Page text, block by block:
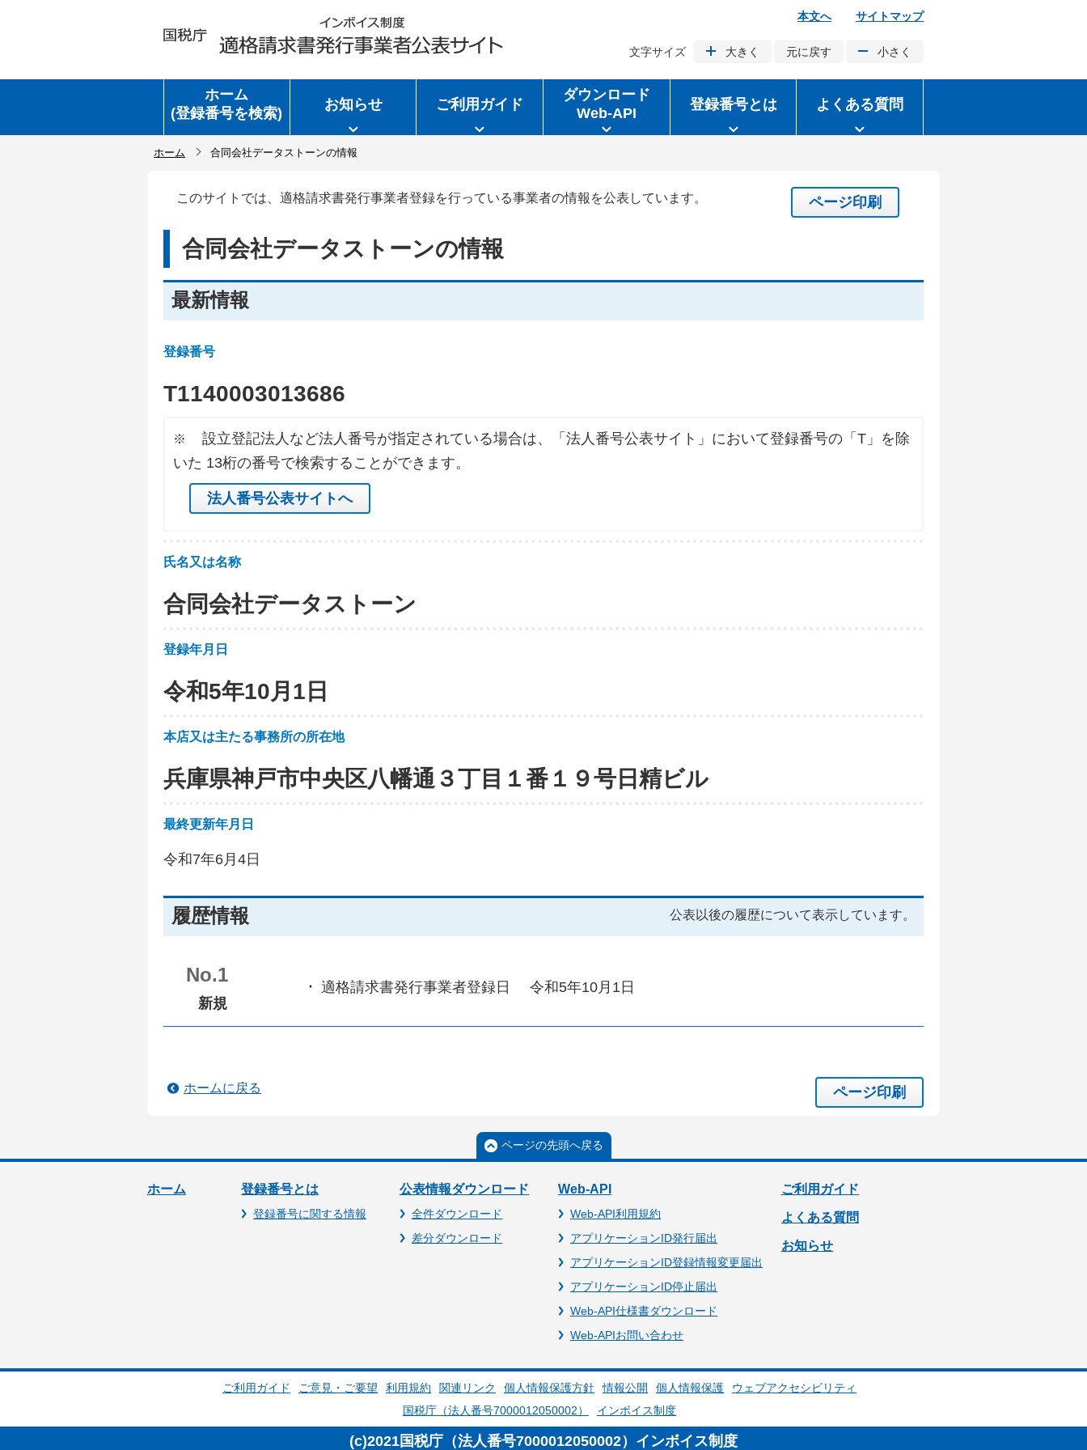
本文へ サイトマップ
文字サイズ 大きく 元に戻す 小さく
ホーム
(登録番号を検索)
お知らせ ご利用ガイド
ダウンロード
Web-API
登録番号とは よくある質問
ホーム 合同会社データストーンの情報
このサイトでは、適格請求書発行事業者登録を行っている事業者の情報を公表しています。 ページ印刷
合同会社データストーンの情報
最新情報
登録番号
T1140003013686
※
設立登記法人など法人番号が指定されている場合は、「法人番号公表サイト」において登録番号の「T」を除
いた 13桁の番号で検索することができます。
法人番号公表サイトへ
氏名又は名称
合同会社データストーン
登録年月日
令和5年10月1日
本店又は主たる事務所の所在地
兵庫県神戸市中央区八幡通３丁目１番１９号日精ビル
最終更新年月日
令和7年6月4日
履歴情報 公表以後の履歴について表示しています。
No.1
新規
適格請求書発行事業者登録日 令和5年10月1日
ページ印刷
ホームに戻る
ページの先頭へ戻る
ホーム 登録番号とは
登録番号に関する情報
公表情報ダウンロード
全件ダウンロード
差分ダウンロード
Web-API
Web-API利用規約
アプリケーションID発行届出
アプリケーションID登録情報変更届出
アプリケーションID停止届出
Web-API仕様書ダウンロード
Web-APIお問い合わせ
ご利用ガイド
よくある質問
お知らせ
ご利用ガイド ご意見・ご要望 利用規約 関連リンク 個人情報保護方針 情報公開 個人情報保護
ウェブアクセシビリティ
国税庁（法人番号7000012050002）
インボイス制度
(c)2021国税庁（法人番号7000012050002）インボイス制度